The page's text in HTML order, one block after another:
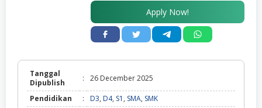
Apply Now!
Tanggal
Dipublish
: 26 December 2025
Pendidikan : D3, D4, S1 , SMA, SMK